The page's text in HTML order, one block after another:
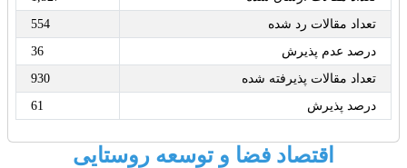
تعداد مقالات رد شده
554
درصد عدم پذیرش
36
تعداد مقالات پذیرفته شده
930
درصد پذیرش
61
اقتصاد فضا و توسعه روستایی